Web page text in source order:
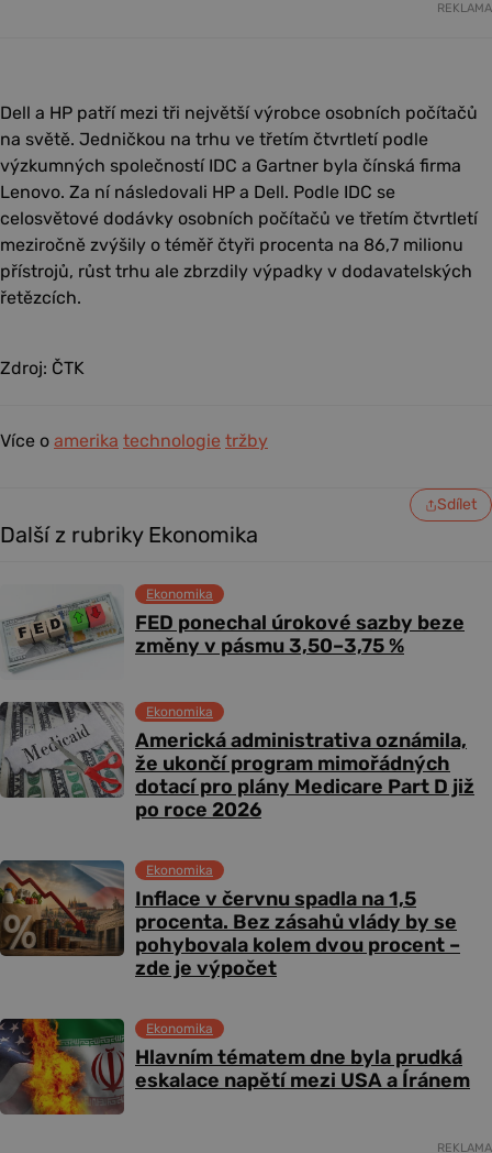
REKLAMA
Dell a HP patří mezi tři největší výrobce osobních počítačů
na světě. Jedničkou na trhu ve třetím čtvrtletí podle
výzkumných společností IDC a Gartner byla čínská firma
Lenovo. Za ní následovali HP a Dell. Podle IDC se
celosvětové dodávky osobních počítačů ve třetím čtvrtletí
meziročně zvýšily o téměř čtyři procenta na 86,7 milionu
přístrojů, růst trhu ale zbrzdily výpadky v dodavatelských
řetězcích.
Zdroj: ČTK
Více o amerika technologie tržby
Sdílet
Další z rubriky Ekonomika
FED ponechal úrokové sazby beze
změny v pásmu 3,50–3,75 %
Ekonomika
Americká administrativa oznámila,
že ukončí program mimořádných
dotací pro plány Medicare Part D již
po roce 2026
Ekonomika
Inflace v červnu spadla na 1,5
procenta. Bez zásahů vlády by se
pohybovala kolem dvou procent –
zde je výpočet
Ekonomika
Hlavním tématem dne byla prudká
eskalace napětí mezi USA a Íránem
Ekonomika
REKLAMA